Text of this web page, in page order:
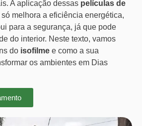
A aplicação dessas películas de
só melhora a eficiência energética,
para a segurança, já que pode
do interior. Neste texto, vamos
do isofilme e como a sua
os ambientes em Dias